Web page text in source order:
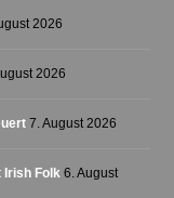
2026
2026
7. August 2026
Irish Folk 6. August